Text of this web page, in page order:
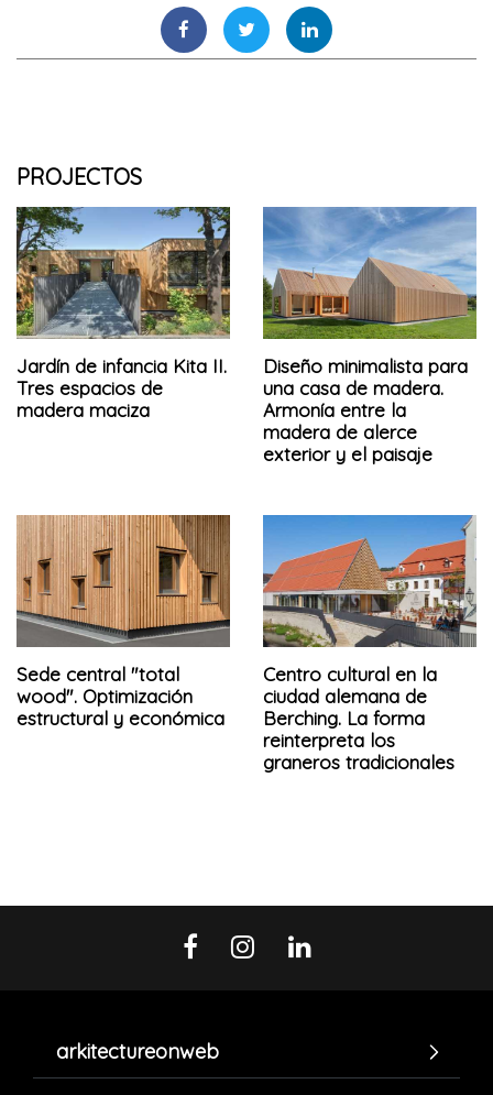
PROJECTOS
Jardín de infancia Kita II.
Tres espacios de
madera maciza
Diseño minimalista para
una casa de madera.
Armonía entre la
madera de alerce
exterior y el paisaje
Sede central "total
wood". Optimización
estructural y económica
Centro cultural en la
ciudad alemana de
Berching. La forma
reinterpreta los
graneros tradicionales
arkitectureonweb